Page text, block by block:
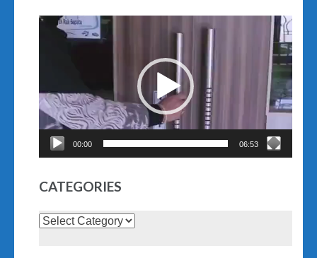
Video
Player
00:00 06:53
CATEGORIES
Categories